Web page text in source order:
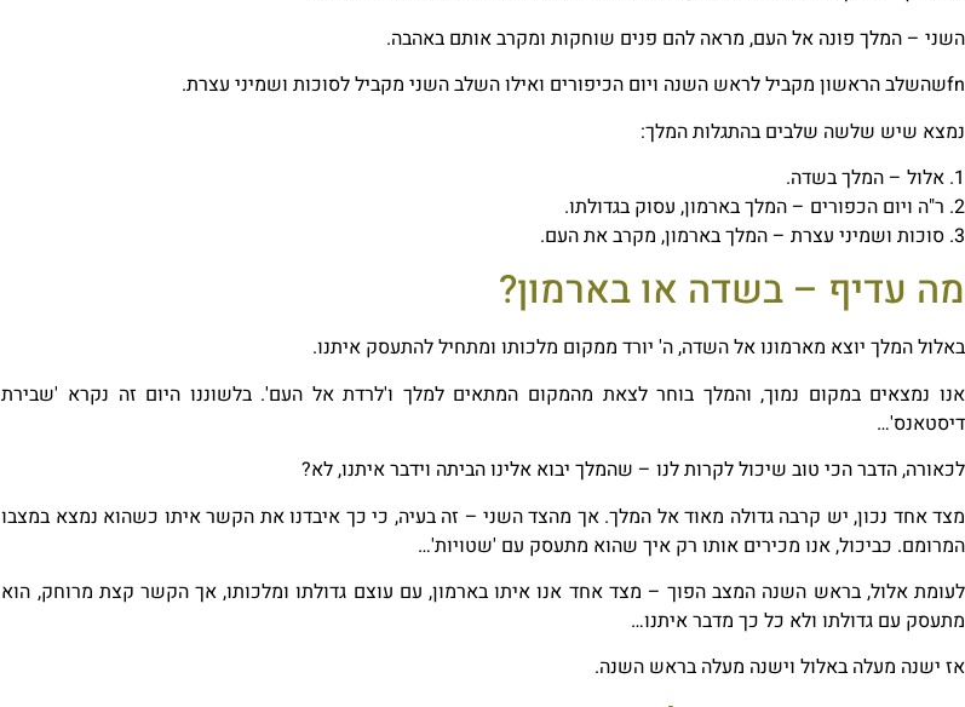
השני – המלך פונה אל העם, מראה להם פנים שוחקות ומקרב אותם באהבה.
fnשהשלב הראשון מקביל לראש השנה ויום הכיפורים ואילו השלב השני מקביל לסוכות ושמיני עצרת.
נמצא שיש שלשה שלבים בהתגלות המלך:
1. אלול – המלך בשדה.
2. ר"ה ויום הכפורים – המלך בארמון, עסוק בגדולתו.
3. סוכות ושמיני עצרת – המלך בארמון, מקרב את העם.
מה עדיף – בשדה או בארמון?
באלולהמלך יוצא מארמונו אל השדה, ה' יורד ממקום מלכותו ומתחיל להתעסק איתנו.
אנו נמצאים במקום נמוך, והמלך בוחר לצאת מהמקום המתאים למלך ו'לרדת אל העם'. בלשוננו היום זה נקרא 'שבירת
דיסטאנס'…
לכאורה, הדבר הכי טוב שיכול לקרות לנו – שהמלך יבוא אלינו הביתה וידבר איתנו, לא?
מצד אחד נכון, יש קרבה גדולה מאוד אל המלך. אך מהצד השני – זה בעיה, כי כך איבדנו את הקשראיתו כשהוא נמצא במצבו
המרומם. כביכול, אנו מכירים אותו רק איך שהוא מתעסק עם 'שטויות'…
לעומת אלול, בראש השנה המצב הפוך – מצד אחד אנו איתו בארמון, עם עוצם גדולתו ומלכותו, אך הקשר קצת מרוחק, הוא
מתעסק עם גדולתו ולא כל כך מדבר איתנו…
אז ישנה מעלה באלול וישנה מעלה בראש השנה.